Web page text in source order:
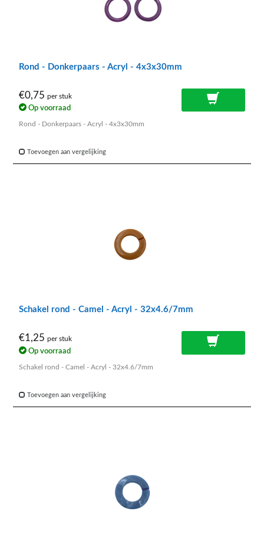
Rond - Donkerpaars - Acryl - 4x3x30mm
€0,75 per stuk
Op voorraad
Rond - Donkerpaars - Acryl - 4x3x30mm
Toevoegen aan vergelijking
Schakel rond - Camel - Acryl - 32x4.6/7mm
€1,25 per stuk
Op voorraad
Schakel rond - Camel - Acryl - 32x4.6/7mm
Toevoegen aan vergelijking